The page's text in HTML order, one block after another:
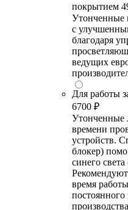
покрытием
Утонченные
с
благодаря
ведущих
Для работы
6700 ₽
Утонченные
времени
устройств.
блокер)
синего
время